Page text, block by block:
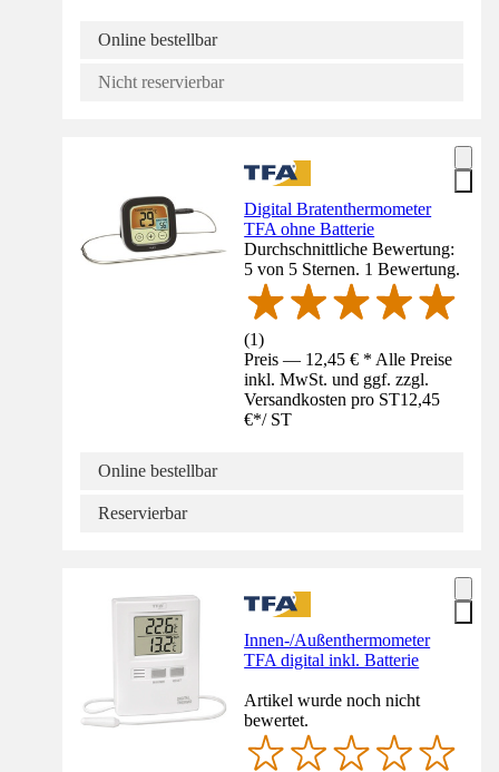
Online bestellbar
Nicht reservierbar
Digital Bratenthermometer
TFA ohne Batterie
Durchschnittliche Bewertung:
5 von 5 Sternen. 1 Bewertung.
(1)
Preis — 12,45 € * Alle Preise
inkl. MwSt. und ggf. zzgl.
Versandkosten pro ST12,45
€*/ ST
Online bestellbar
Reservierbar
Innen-/Außenthermometer
TFA digital inkl. Batterie
Artikel wurde noch nicht
bewertet.